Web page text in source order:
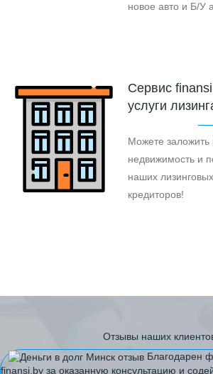
новое авто и Б/У
Cервис
услуги
Можете заложить
недвижимость и
наших
кредиторов!
Отзывы наших
Благодарен
finansi.by за оказанную консультацию и